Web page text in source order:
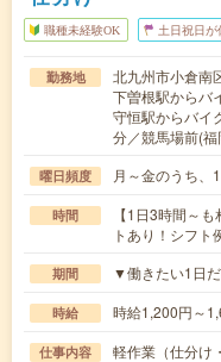
職種未経験OK 土日祝日が
勤務地
北九州市小倉南
下曽根駅からバ
守恒駅からバイ
分／競馬場前(
曜日頻度 月～金のうち、
時間
【1日3時間～
トあり！シフ
期間 ▼働きたい1日
時給 時給1,200円～
仕事内容
軽作業（仕分け